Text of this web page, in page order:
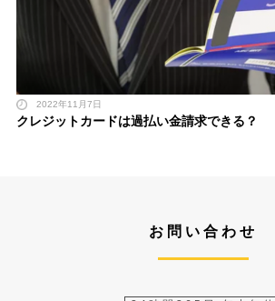
2022年11月7日
クレジットカードは過払い金請求できる？
お問い合わせ